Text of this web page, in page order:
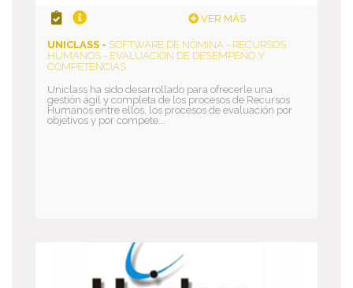
VER MÁS
UNICLASS - SOFTWARE DE NÓMINA - RECURSOS
HUMANOS - EVALUACIÓN DE DESEMPEÑO Y
COMPETENCIAS
Uniclass ha sido desarrollado para ofrecerle una
gestión ágil y completa de los procesos de Recursos
Humanos entre ellos, los procesos de evaluación por
objetivos y por compete...